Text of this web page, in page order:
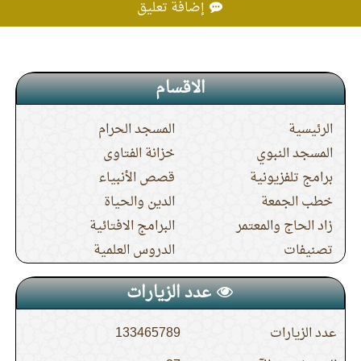
إضافة تعليق
الاقسام
الرئيسية
المسجد الحرام
المسجد النبوي
خزانة الفتاوى
برامج تلفزيونية
قصص الأنبياء
خطب الجمعة
الدين والحياة
زاد الحاج والمعتمر
البرامج الافتائية
تصنيفات
الدروس العلمية
عدد الزيارات
عدد الزيارات
133465789